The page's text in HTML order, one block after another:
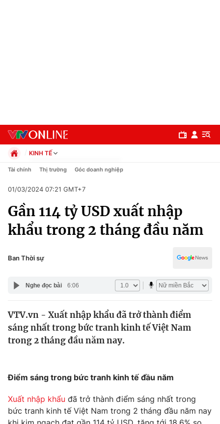
Chuyên mục
Chính trị
Pháp luật
Thế giới
Thế giới đó đây
Câu chuyện quốc tế
Thị trường
Dữ liệu và đời sống
KINH TẾ
Chính trị
Pháp luật
Kinh tế
Thể thao
Truyền hình
Y tế
Công nghệ
Tài chính Thị trường Góc doanh nghiệp
01/03/2024 07:21 GMT+7
Gần 114 tỷ USD xuất nhập
khẩu trong 2 tháng đầu năm
Ban Thời sự
Nghe đọc bài 6:06
VTV.vn - Xuất nhập khẩu đã trở thành điểm
sáng nhất trong bức tranh kinh tế Việt Nam
trong 2 tháng đầu năm nay.
Điểm sáng trong bức tranh kinh tế đầu năm
Xuất nhập khẩu đã trở thành điểm sáng nhất trong
bức tranh kinh tế Việt Nam trong 2 tháng đầu năm nay